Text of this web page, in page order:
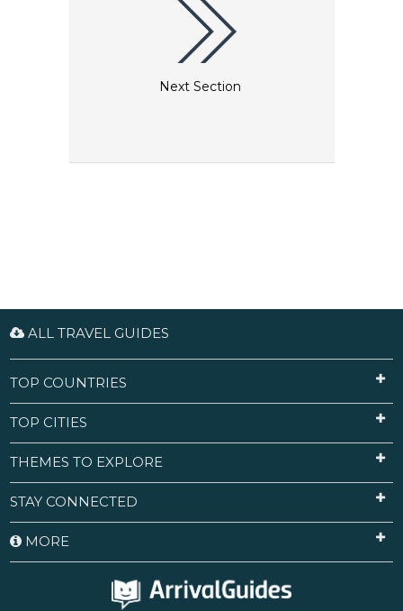
Next Section
ALL TRAVEL GUIDES
TOP COUNTRIES
TOP CITIES
THEMES TO EXPLORE
STAY CONNECTED
MORE